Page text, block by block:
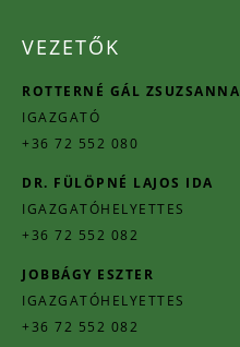
VEZETŐK
ROTTERNÉ GÁL ZSUZSANNA
IGAZGATÓ
+36 72 552 080
DR. FÜLÖPNÉ LAJOS IDA
IGAZGATÓHELYETTES
+36 72 552 082
JOBBÁGY ESZTER
IGAZGATÓHELYETTES
+36 72 552 082